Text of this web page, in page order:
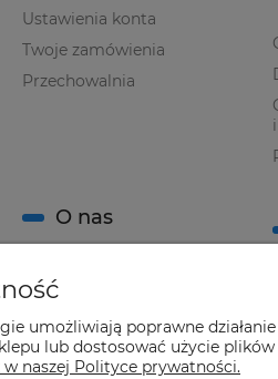
Ustawienia konta
Twoje zamówienia
Przechowalnia
O nas
O firmie
umożliwiają poprawne
lub dostosować użycie
naszej Polityce prywatności.